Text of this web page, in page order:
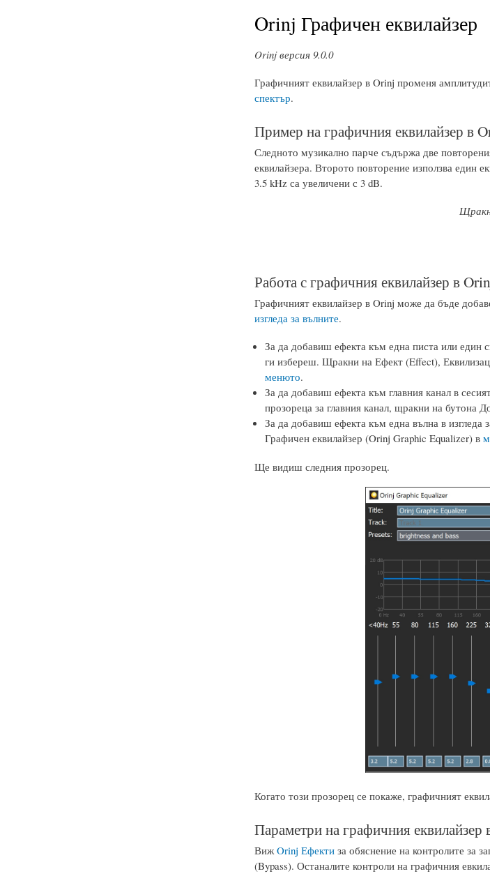
Orinj Графичен еквилайзер
Orinj версия 9.0.0
Графичният еквилайзер в Orinj променя
спектър.
Пример на графичния еквилайзер в
Следното музикално парче съдържа две
еквилайзера. Второто повторение използва един
3.5 kHz са увеличени с 3 dB.
Работа с графичния еквилайзер в
Графичният еквилайзер в Orinj може да бъде
изгледа за вълните.
За да добавиш ефекта към една писта или един
ги избереш. Щракни на Ефект (Effect),
менюто.
За да добавиш ефекта към главния канал в
прозореца за главния канал, щракни на бутона
За да добавиш ефекта към една вълна в
Графичен еквилайзер (Orinj Graphic Equalizer) в
Ще видиш следния прозорец.
Когато този прозорец се покаже, графичният
Параметри на графичния еквилайзер
Виж Orinj Ефектиза обяснение на контролите за
(Bypass). Останалите контроли на графичния